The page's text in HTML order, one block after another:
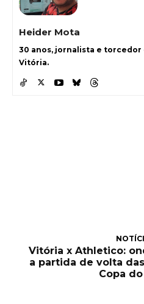
Heider Mota
30 anos, jornalista e torcedor
Vitória.
Vitória x Athletico:
a partida de volta
Copa do